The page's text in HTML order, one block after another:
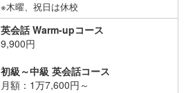
※木曜、祝日は休校
英会話 Warm-upコース
9,900円
初級～中級 英会話コース
月額：1万7,600円～